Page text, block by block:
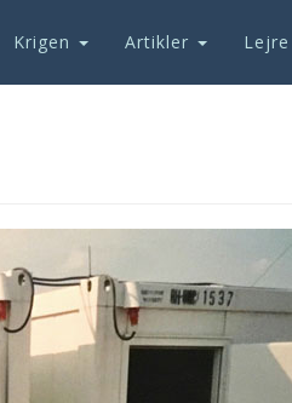
Krigen Artikler Lejre